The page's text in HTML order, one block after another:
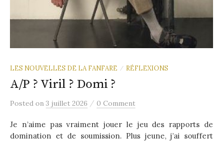
LES NOUVELLES DE LA FANFARE / RÉFLEXIONS
A/P ? Viril ? Domi ?
Posted on 3 juillet 2026 / 0 Comment
Je n’aime pas vraiment jouer le jeu des rapports de
domination et de soumission. Plus jeune, j’ai souffert